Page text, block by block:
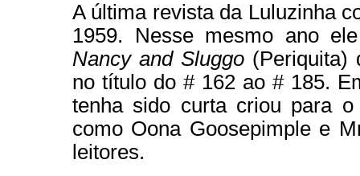
A última revista da Luluzinha
1959. Nesse mesmo ano
Nancy and Sluggo (Periquita)
no título do # 162 ao # 185.
tenha sido curta criou para o
como Oona Goosepimple e
leitores.